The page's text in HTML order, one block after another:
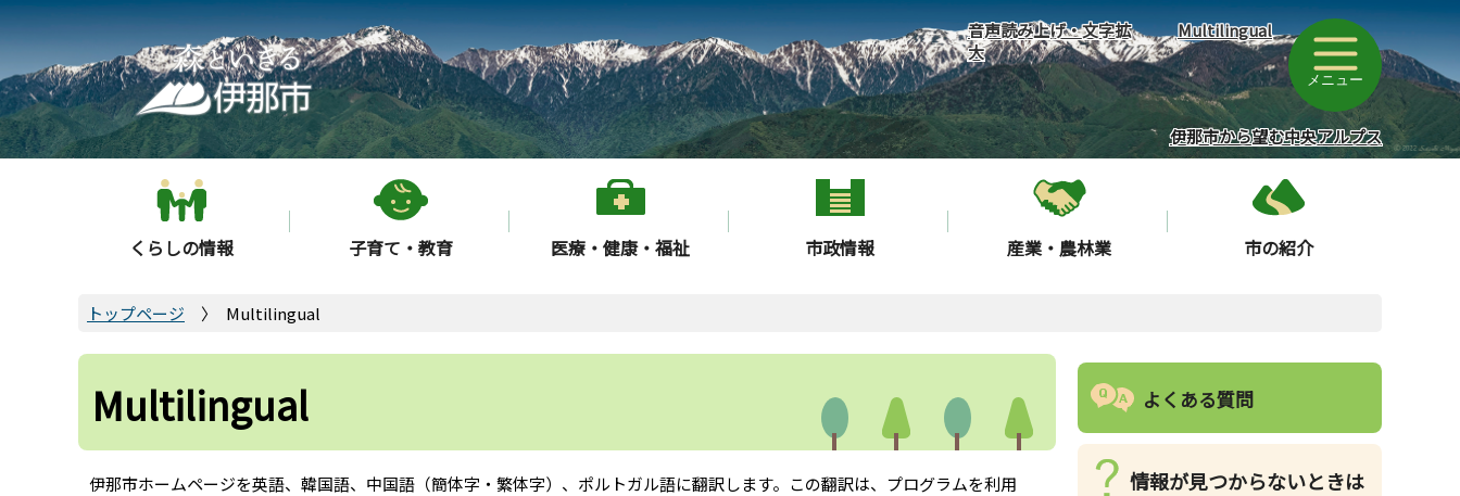
こ
の
ペ
ー
ジ
の
音声読み上げ・文字拡
大
Multilingual
メニュー
伊那市から望む中央アルプス
くらしの情報 子育て・教育 医療・健康・福祉 市政情報 産業・農林業 市の紹介
トップページ Multilingual
Multilingual
伊那市ホームページを英語、韓国語、中国語（簡体字・繁体字）、ポルトガル語に翻訳します。この翻訳は、プログラムを利用
よくある質問
情報が見つからないときは